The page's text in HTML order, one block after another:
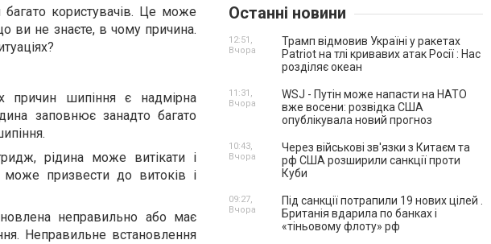
користувачів. Це може
ви не знаєте, в чому причина.
причин шипіння є надмірна
заповнює занадто багато
рідина може витікати і
може призвести до витоків і
неправильно або має
Неправильне встановлення
Останні новини
Трамп відмовив Україні у ракетах
Patriot на тлі кривавих атак Росії : Нас
розділяє океан
12:51,
Вчора
WSJ - Путін може напасти на НАТО
вже восени: розвідка США
опублікувала новий прогноз
11:31,
Вчора
Через військові зв'язки з Китаєм та
рф США розширили санкції проти
Куби
10:43,
Вчора
Під санкції потрапили 19 нових цілей .
Британія вдарила по банках і
«тіньовому флоту» рф
09:27,
Вчора